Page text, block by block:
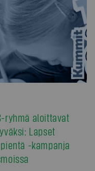
ryhmä aloittavat
Lapset
-kampanja